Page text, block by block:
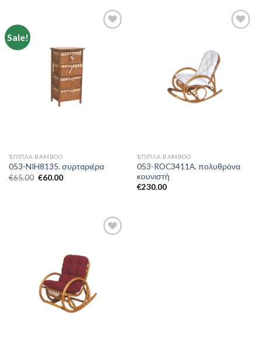
Sale!
ΈΠΙΠΛΑ BAMBOO
053-NIH8135. συρταριέρα
€65.00 €60.00
ΈΠΙΠΛΑ BAMBOO
053-ROC3411A. πολυθρόνα
κουνιστή
€230.00